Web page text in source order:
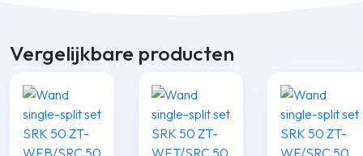
Vergelijkbare producten